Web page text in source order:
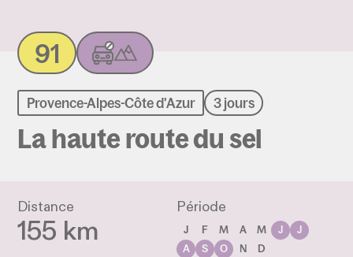
91
Provence-Alpes-Côte d'Azur 3 jours
La haute route du sel
Distance
155 km
Période
J
F M A M J
J
A
S O N
D